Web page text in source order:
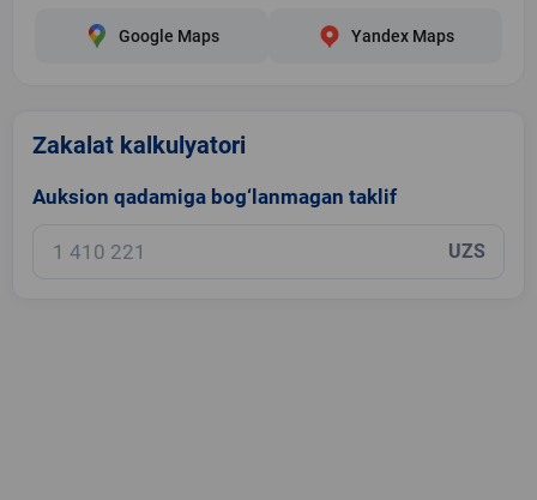
Google Maps Yandex Maps
Zakalat kalkulyatori
Auksion qadamiga bog‘lanmagan taklif
UZS